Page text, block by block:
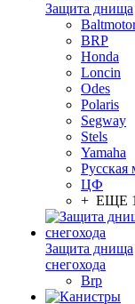
Защита днища
BRP
Honda
Loncin
Odes
Polaris
Segway
Stels
Yamaha
Русская
ЦФ
+ ЕЩЕ 1
Защита днища
снегохода
Brp